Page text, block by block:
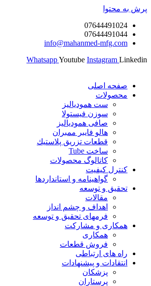
پرش به محتوا
07644491024
07644491044
info@mahanmed-mfg.com
WhatsappYoutube Instagram Linkedin
صفحه اصلی
محصولات
ست همودیالیز
سوزن فیستولا
صافی همودیالیز
هالو فایبر ممبران
قطعات تزريق پلاستيك
ساخت Tube
کاتالوگ محصولات
کنترل کیفیت
گواهينامه و استانداردها
تحقيق و توسعه
مقالات
اهداف و چشم انداز
فرمهای تحقیق و توسعه
همکاری و مشارکت
همکاری
فروش قطعات
راه های ارتباطی
انتقادات و پيشنهادات
پزشكان
پرستاران